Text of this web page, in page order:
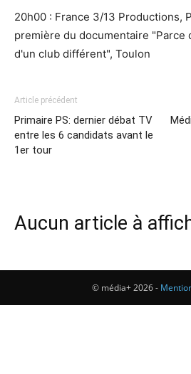
20h00 : France 3/13 Productions,
première du documentaire "Parce
d'un club différent", Toulon
Article précédent
Primaire PS: dernier débat TV
entre les 6 candidats avant le
1er tour
Aucun article à
© média+ 2026 -